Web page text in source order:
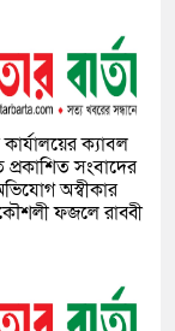
কার্যালয়ের ক্যাবল
প্রকাশিত সংবাদের
অস্বীকার
ফজলে রাব্বী